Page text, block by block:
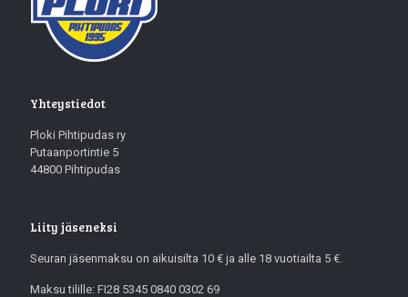
Yhteystiedot
Ploki Pihtipudas ry
Putaanportintie 5
44800 Pihtipudas
Liity jäseneksi
Seuran jäsenmaksu on aikuisilta 10 € ja alle 18 vuotiailta 5 €.
Maksu tilille: FI28 5345 0840 0302 69